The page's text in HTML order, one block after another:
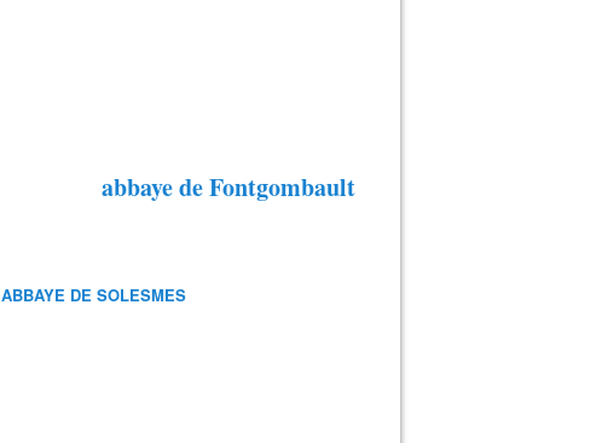
abbaye de Fontgombault
ABBAYE DE SOLESMES